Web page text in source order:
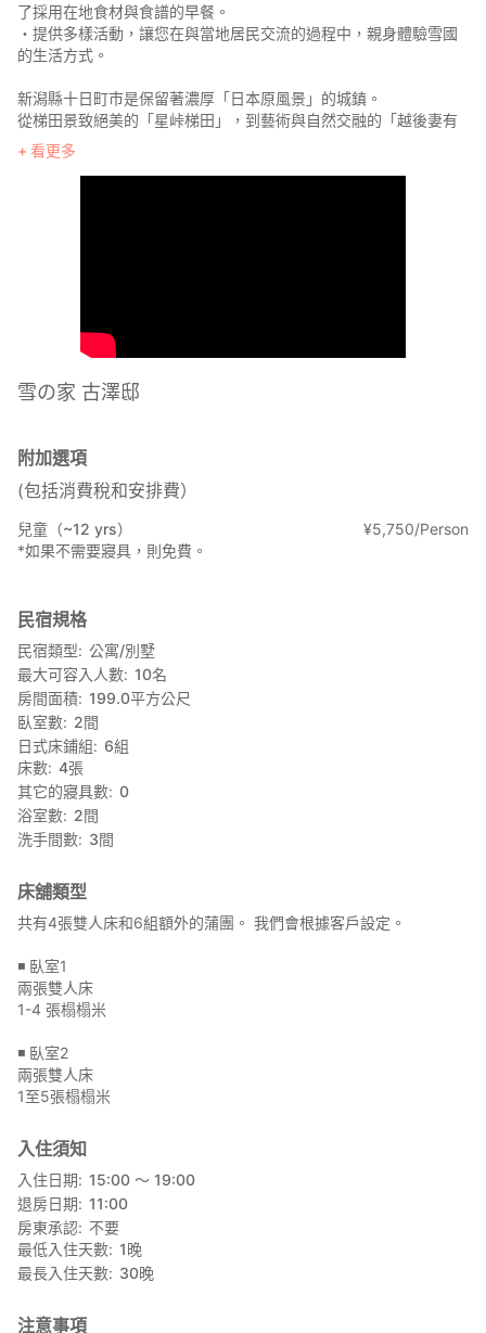
了採用在地食材與食譜的早餐。
・提供多樣活動，讓您在與當地居民交流的過程中，親身體驗雪國
的生活方式。
新潟縣十日町市是保留著濃厚「日本原風景」的城鎮。
從梯田景致絕美的「星峠梯田」，到藝術與自然交融的「越後妻有
大地藝術祭」，四季流轉的風光與文化在此生生不息。冬日幻境般
的雪景、春日山林的新綠、夏夜清流與螢火、秋日金黃稻穗與紅
每日僅接待一組客人，可盡情使用古民宅多數空間。
穿越寬敞的土間踏入玄關，開闊的餐廚區與起居空間便映入眼簾。
起居室深處設有臥室。
備齊烹飪所需器具。設有可容納約八人圍坐的圍爐式餐桌與座椅。
◾️起居室
起居室的閣樓，冬季尤顯溫暖舒適。
用。
◾️衛浴空間
一樓設有兩間廁所及一間浴室，配備陶瓷浴缸、淋浴設備與雙洗手
台。
◾️其他設施
提供免費專用停車場。
※賓客使用範圍
可使用一樓餐廳、廚房、客廳、閣樓、臥室、廁所、浴室及停車
※費用已包含與當地媽媽共同準備的早餐（可配合過敏需求調整）。
《當地可預約的多元體驗》
本住宿由十日町旅行社HOME HOME NIIGATA營運。
若您有興趣，我們可依季節安排特色體驗或加購行程。
例）梯田健行、笹團子製作體驗、草鞋製作體驗等
東京方向 搭乘上越新幹線等（約3.5小時）
大阪方向 搭乘東海道新幹線、上越新幹線等（約5小時）
金澤方向 搭乘北陸新幹線等（約3小時）
自十日町站車程15分鐘
・提供十日町站免費接送服務（最多7人 約15分鐘）
請於入住前3日告知需求
需預約計程車請事先聯繫
看更多
雪の家 古澤邸
附加選項
(包括消費稅和安排費）
兒童（~12 yrs）
*如果不需要寢具，則免費。
¥5,750/Person
民宿規格
民宿類型
公寓/別墅
最大可容入人數 10名
房間面積 199.0平方公尺
臥室數
2間
日式床鋪組
6組
床數 4張
其它的寢具數 0
浴室數
2間
洗手間數
3間
床舖類型
共有4張雙人床和6組額外的蒲團。 我們會根據客戶設定。
◾️ 臥室1
兩張雙人床
1-4 張榻榻米
◾️ 臥室2
兩張雙人床
1至5張榻榻米
入住須知
入住日期
15:00 〜 19:00
退房日期
11:00
房東承認
不要
最低入住天數 1晚
最長入住天數
30晚
注意事項